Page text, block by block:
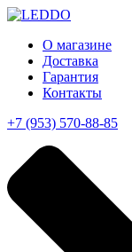
О магазине
Доставка
Гарантия
Контакты
+7 (953) 570-88-85